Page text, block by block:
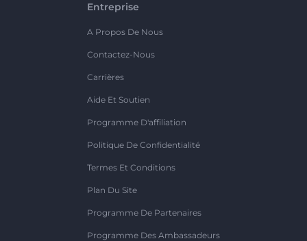
Entreprise
A Propos De Nous
Contactez-Nous
Carrières
Aide Et Soutien
Programme D'affiliation
Politique De Confidentialité
Termes Et Conditions
Plan Du Site
Programme De Partenaires
Programme Des Ambassadeurs